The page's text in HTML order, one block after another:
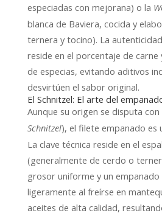
especiadas con mejorana) o la
blanca de Baviera, cocida y
ternera y tocino). La
reside en el porcentaje de carne
de especias, evitando aditivos
desvirtúen el sabor original.
El Schnitzel: El arte del
Aunque su origen se disputa
Schnitzel), el filete empanado es
La clave técnica reside en el
(generalmente de cerdo o
grosor uniforme y un empanado
ligeramente al freírse en
aceites de alta calidad,